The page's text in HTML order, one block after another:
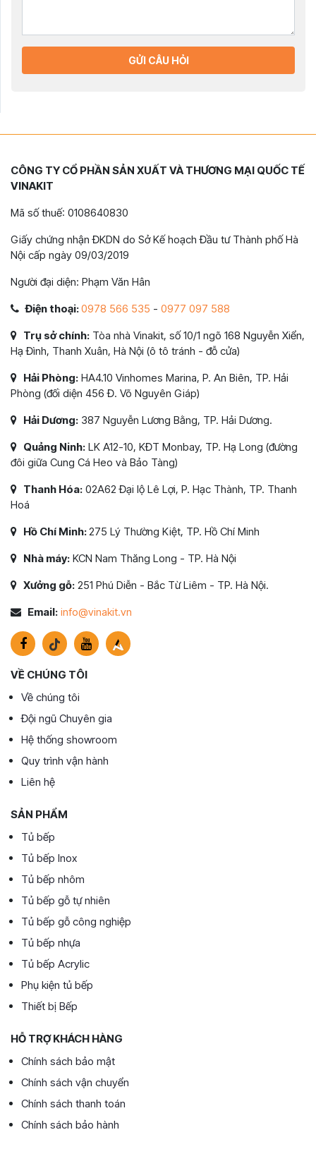
GỬI CÂU HỎI
CÔNG TY CỔ PHẦN SẢN XUẤT VÀ THƯƠNG MẠI QUỐC TẾ
VINAKIT
Mã số thuế: 0108640830
Giấy chứng nhận ĐKDN do Sở Kế hoạch Đầu tư Thành phố Hà
Nội cấp ngày 09/03/2019
Người đại diện: Phạm Văn Hân
Điện thoại:0978 566 535 - 0977 097 588
Trụ sở chính: Tòa nhà Vinakit, số 10/1 ngõ 168 Nguyễn Xiển,
Hạ Đình, Thanh Xuân, Hà Nội (ô tô tránh - đỗ cửa)
Hải Phòng: HA4.10 Vinhomes Marina, P. An Biên, TP. Hải
Phòng (đối diện 456 Đ. Võ Nguyên Giáp)
Hải Dương: 387 Nguyễn Lương Bằng, TP. Hải Dương.
Quảng Ninh: LK A12-10, KĐT Monbay, TP. Hạ Long (đường
đôi giữa Cung Cá Heo và Bảo Tàng)
Thanh Hóa: 02A62 Đại lộ Lê Lợi, P. Hạc Thành, TP. Thanh
Hoá
Hồ Chí Minh:275 Lý Thường Kiệt, TP. Hồ Chí Minh
Nhà máy: KCN Nam Thăng Long - TP. Hà Nội
Xưởng gỗ: 251 Phú Diễn - Bắc Từ Liêm - TP. Hà Nội.
Email: info@vinakit.vn
VỀ CHÚNG TÔI
Về chúng tôi
Đội ngũ Chuyên gia
Hệ thống showroom
Quy trình vận hành
Liên hệ
SẢN PHẨM
Tủ bếp
Tủ bếp Inox
Tủ bếp nhôm
Tủ bếp gỗ tự nhiên
Tủ bếp gỗ công nghiệp
Tủ bếp nhựa
Tủ bếp Acrylic
Phụ kiện tủ bếp
Thiết bị Bếp
HỖ TRỢ KHÁCH HÀNG
Chính sách bảo mật
Chính sách vận chuyển
Chính sách thanh toán
Chính sách bảo hành